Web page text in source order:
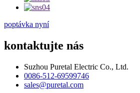
poptávka nyní
kontaktujte nás
Suzhou Puretal Electric Co., Ltd.
0086-512-69599746
sales@puretal.com